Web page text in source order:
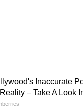
(Sweet
নামে বিক্রি
নির্দেশ